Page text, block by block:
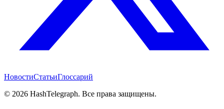
НовостиСтатьиГлоссарий
© 2026 HashTelegraph. Все права защищены.